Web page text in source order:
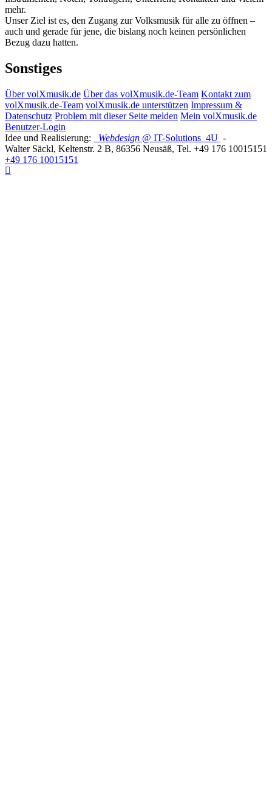
mehr.
Unser Ziel ist es, den Zugang zur Volksmusik für alle zu öffnen –
auch und gerade für jene, die bislang noch keinen persönlichen
Bezug dazu hatten.
Sonstiges
Über volXmusik.de Über das volXmusik.de-Team Kontakt zum
volXmusik.de-Team volXmusik.de unterstützen Impressum &
Datenschutz Problem mit dieser Seite melden Mein volXmusik.de
Benutzer-Login
Idee und Realisierung:
Webdesign @ IT-Solutions 4U -
Walter Säckl, Keltenstr. 2 B, 86356 Neusäß, Tel. +49 176 10015151
+49 176 10015151